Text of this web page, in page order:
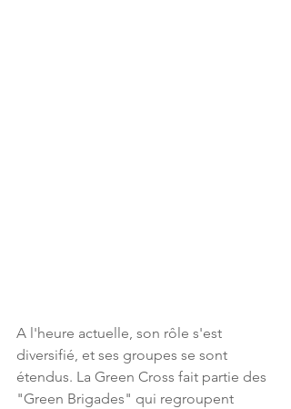
A l'heure actuelle, son rôle s'est
diversifié, et ses groupes se sont
étendus. La Green Cross fait partie des
"Green Brigades" qui regroupent